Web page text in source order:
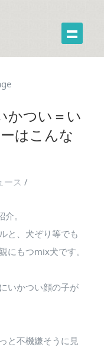
かつい＝い
はこんな
ース /
。
と、犬ぞり等でも
にもつmix犬です。
いかつい顔の子が
と不機嫌そうに見